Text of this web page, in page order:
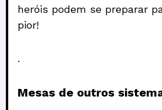
heróis podem se preparar
pior!
.
Mesas de outros